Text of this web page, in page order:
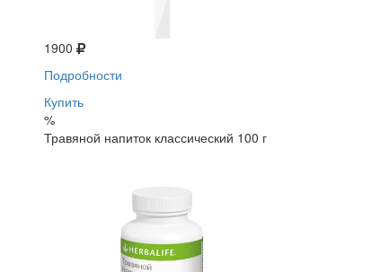
1900
Подробности
Купить
%
Травяной напиток классический 100 г